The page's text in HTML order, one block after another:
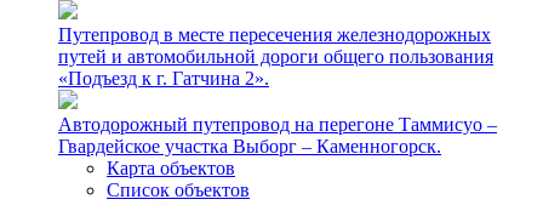
Путепровод в месте пересечения железнодорожных
путей и автомобильной дороги общего пользования
«Подъезд к г. Гатчина 2».
Автодорожный путепровод на перегоне Таммисуо –
Гвардейское участка Выборг – Каменногорск.
Карта объектов
Список объектов